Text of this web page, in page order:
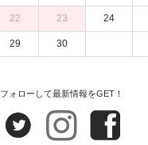
22 23 24
29 30
フォローして最新情報をGET！